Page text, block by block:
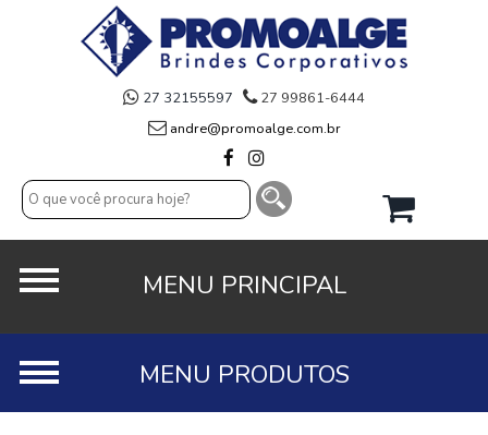
27 32155597
27 99861-6444
andre@promoalge.com.br